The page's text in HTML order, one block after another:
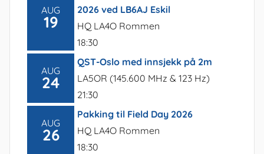
AUG
19
2026 ved LB6AJ Eskil
HQ LA4O Rommen
18:30
AUG
24
QST-Oslo med innsjekk på 2m
LA5OR (145.600 MHz & 123 Hz)
21:30
AUG
26
Pakking til Field Day 2026
HQ LA4O Rommen
18:30